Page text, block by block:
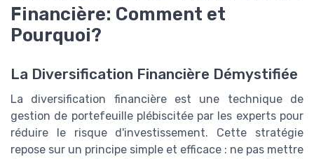
Financière: Comment et
Pourquoi?
La Diversification Financière Démystifiée
La diversification financière est une technique de
gestion de portefeuille plébiscitée par les experts pour
réduire le risque d'investissement. Cette stratégie
repose sur un principe simple et efficace : ne pas mettre